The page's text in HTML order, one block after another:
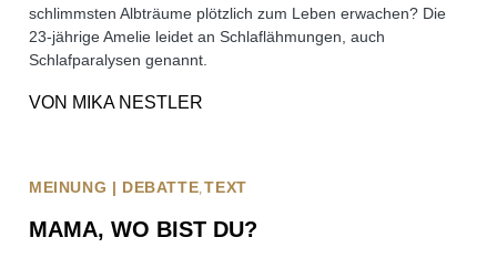
schlimmsten Albträume plötzlich zum Leben erwachen? Die
23-jährige Amelie leidet an Schlaflähmungen, auch
Schlafparalysen genannt.
VON MIKA NESTLER
MEINUNG | DEBATTE TEXT
MAMA, WO BIST DU?